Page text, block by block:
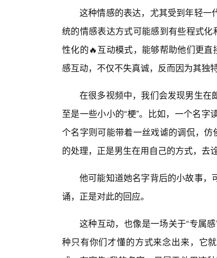
这种情感的表达，尤其受到年轻一
统的情感表达方式可能感到有些程式
性化的🔥互动模式，能够帮助他们更
感互动，不仅不失真诚，反而因为其独
在很多视频中，我们会发现男生在
至是一些小小的“梗”。比如，一个名
个名字则可能带着一丝戏谑的调侃，
的处理，正是男生在用自己的方式，去
他可能知道她名字背后的小故事，
诵，正是对此的回应。
这种互动，也像是一场关于“专属
种只有你们才懂的方式来念出来，它